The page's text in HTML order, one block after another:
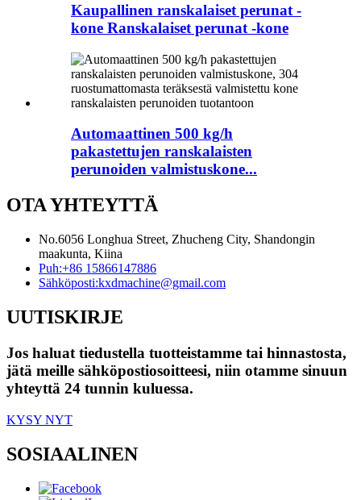
Kaupallinen ranskalaiset perunat -
kone Ranskalaiset perunat -kone
Automaattinen 500 kg/h
pakastettujen ranskalaisten
perunoiden valmistuskone...
OTA YHTEYTTÄ
No.6056 Longhua Street, Zhucheng City, Shandongin
maakunta, Kiina
Puh:+86 15866147886
Sähköposti:kxdmachine@gmail.com
UUTISKIRJE
Jos haluat tiedustella tuotteistamme tai hinnastosta,
jätä meille sähköpostiosoitteesi, niin otamme sinuun
yhteyttä 24 tunnin kuluessa.
KYSY NYT
SOSIAALINEN